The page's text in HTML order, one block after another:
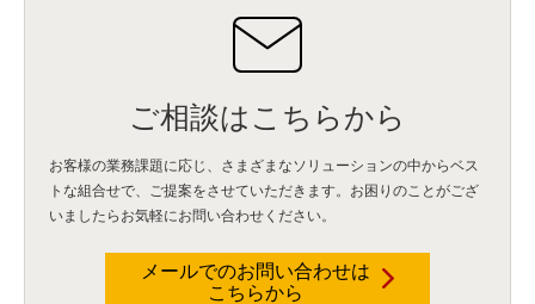
ご相談はこちらから
お客様の業務課題に応じ、さまざまなソリューションの中からベス
トな組合せで、 ご提案をさせていただきます。お困りのことがござ
いましたらお気軽にお問い合わせください。
メールでのお問い合わせは
こちらから